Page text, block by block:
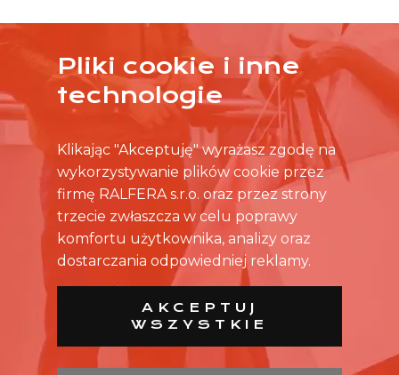
ŻADNA OFERTA CIĘ NIE ZAINTERESOWAŁA?
SKONTAKTUJ SIĘ BEZPOŚREDNIO ZE SKLEPEM.
Pliki cookie i inne
technologie
Klikając "Akceptuję" wyrażasz zgodę na
wykorzystywanie plików cookie przez
firmę RALFERA s.r.o. oraz przez strony
trzecie zwłaszcza w celu poprawy
komfortu użytkownika, analizy oraz
dostarczania odpowiedniej reklamy.
AKCEPTUJ
WSZYSTKIE